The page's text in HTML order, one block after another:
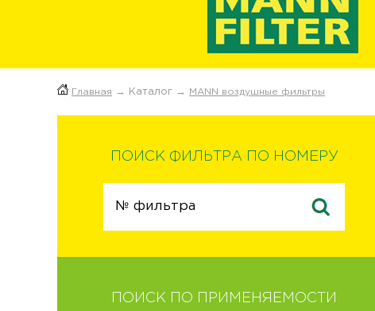
Главная → Каталог → MANN воздушные фильтры
ПОИСК ФИЛЬТРА ПО НОМЕРУ
ПОИСК ПО ПРИМЕНЯЕМОСТИ